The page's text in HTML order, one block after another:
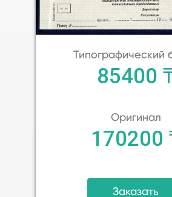
Типографический
85400
Оригинал
170200
Заказать